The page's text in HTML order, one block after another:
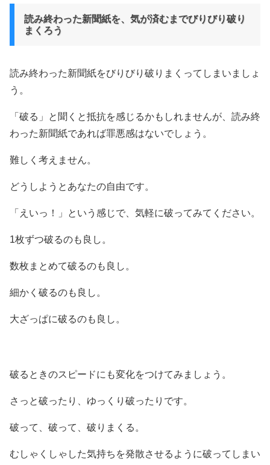
読み終わった新聞紙を、気が済むまでびりびり破り
まくろう
読み終わった新聞紙をびりびり破りまくってしまいましょ
う。
「破る」と聞くと抵抗を感じるかもしれませんが、読み終
わった新聞紙であれば罪悪感はないでしょう。
難しく考えません。
どうしようとあなたの自由です。
「えいっ！」という感じで、気軽に破ってみてください。
1枚ずつ破るのも良し。
数枚まとめて破るのも良し。
細かく破るのも良し。
大ざっぱに破るのも良し。
破るときのスピードにも変化をつけてみましょう。
さっと破ったり、ゆっくり破ったりです。
破って、破って、破りまくる。
むしゃくしゃした気持ちを発散させるように破ってしまい